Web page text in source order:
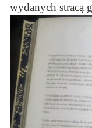
wydanych stracą